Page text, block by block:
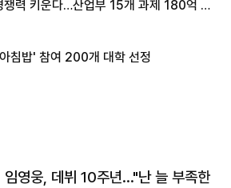
쟁력 키운다…산업부 15개 과제 180억 지
침밥' 참여 200개 대학 선정
임영웅, 데뷔 10주년…"난 늘 부족한